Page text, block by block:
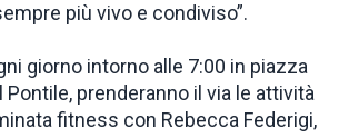
più vivo e condiviso”.
giorno intorno alle 7:00 in piazza
Pontile, prenderanno il via le attività
fitness con Rebecca Federigi,